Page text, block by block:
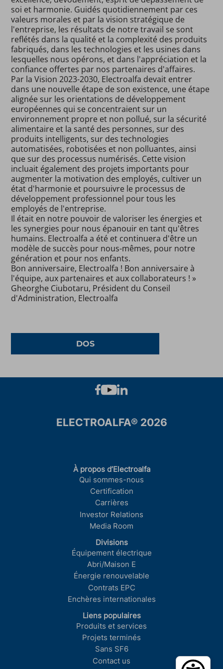
soi et harmonie. Guidés quotidiennement par ces
valeurs morales et par la vision stratégique de
l'entreprise, les résultats de notre travail se sont
reflétés dans la qualité et la complexité des produits
fabriqués, dans les technologies et les usines dans
lesquelles nous opérons, et dans l'appréciation et la
confiance offertes par nos partenaires d'affaires.
Par la Vision 2023-2030, Electroalfa devait entrer
dans une nouvelle étape de son existence, une étape
alignée sur les orientations de développement
européennes qui se concentraient sur un
environnement propre et non pollué, sur la sécurité
alimentaire et la santé des personnes, sur des
produits intelligents, sur des technologies
automatisées, robotisées et non polluantes, ainsi
que sur des processus numérisés. Cette vision
incluait également des projets importants pour
augmenter la motivation des employés, cultiver un
état d'harmonie et poursuivre le processus de
développement professionnel pour tous les
employés de l'entreprise.
Il était en notre pouvoir de valoriser les énergies et
les synergies pour nous épanouir en tant qu'êtres
humains. Electroalfa a été et continuera d'être un
modèle de succès pour nous-mêmes, pour notre
génération et pour nos enfants.
Bon anniversaire, Electroalfa ! Bon anniversaire à
l'équipe, aux partenaires et aux collaborateurs ! »
Gheorghe Ciubotaru, Président du Conseil
d'Administration, Electroalfa
DOS
ELECTROALFA® 2026
À propos d’Electroalfa
Qui sommes-nous
Certification
Carrières
Investor Relations
Media Room
Divisions
Équipement électrique
Abri/Maison E
Énergie renouvelable
Contrats EPC
Enchères internationales
Liens populaires
Produits et services
Projets terminés
Sans SF6
Contact us